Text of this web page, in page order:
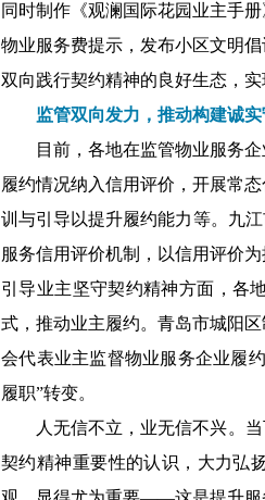
同时制作《观澜国际花园业主手
物业服务费提示，发布小区文明
双向践行契约精神的良好生态，
监管双向发力，推动构建诚
目前，各地在监管物业服务
履约情况纳入信用评价，开展常
训与引导以提升履约能力等。九
服务信用评价机制，以信用评价
引导业主坚守契约精神方面，各
式，推动业主履约。青岛市城阳
会代表业主监督物业服务企业履
履职”转变。
人无信不立，业无信不兴。
契约精神重要性的认识，大力弘